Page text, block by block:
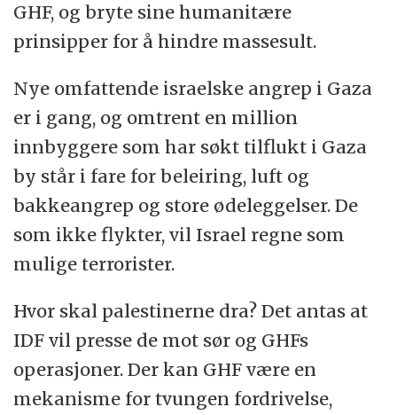
GHF, og bryte sine humanitære
prinsipper for å hindre massesult.
Nye omfattende israelske angrep i Gaza
er i gang, og omtrent en million
innbyggere som har søkt tilflukt i Gaza
by står i fare for beleiring, luft og
bakkeangrep og store ødeleggelser. De
som ikke flykter, vil Israel regne som
mulige terrorister.
Hvor skal palestinerne dra? Det antas at
IDF vil presse de mot sør og GHFs
operasjoner. Der kan GHF være en
mekanisme for tvungen fordrivelse,